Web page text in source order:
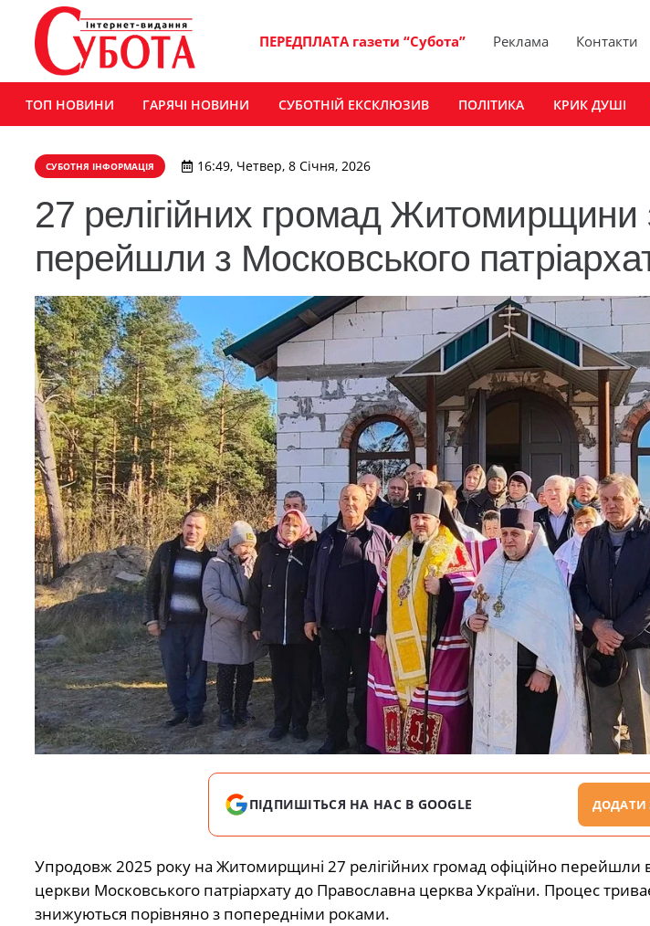
ПЕРЕДПЛАТА газети “Субота” Реклама Контакти
ТОП НОВИНИ ГАРЯЧІ НОВИНИ СУБОТНІЙ ЕКСКЛЮЗИВ ПОЛІТИКА КРИК ДУШІ
СУБОТНЯ ІНФОРМАЦІЯ 16:49, Четвер, 8 Січня, 2026
27 релігійних громад Житомирщини
перейшли з Московського
ПІДПИШІТЬСЯ НА НАС В GOOGLE ДОДАТИ
Упродовж 2025 року на Житомирщині 27 релігійних громад офіційно перейшли
церкви Московського патріархатудо Православна церква України. Процес
знижуються порівняно з попередніми роками.